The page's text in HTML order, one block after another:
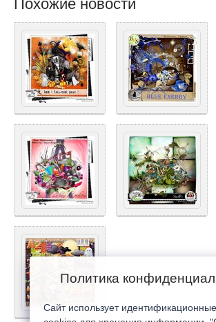
Похожие новости
Политика
Сайт использует